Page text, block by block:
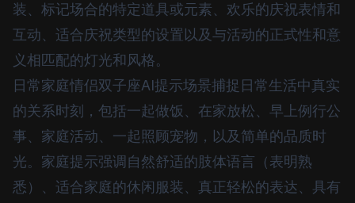
装、标记场合的特定道具或元素、欢乐的庆祝表情和
互动、适合庆祝类型的设置以及与活动的正式性和意
义相匹配的灯光和风格。
日常家庭情侣双子座AI提示场景捕捉日常生活中真实
的关系时刻，包括一起做饭、在家放松、早上例行公
事、家庭活动、一起照顾宠物，以及简单的品质时
光。家庭提示强调自然舒适的肢体语言（表明熟
悉）、适合家庭的休闲服装、真正轻松的表达、具有